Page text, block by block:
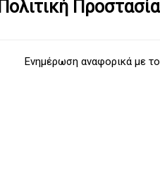
Πολιτική
Ενημέρωση αναφορικά με